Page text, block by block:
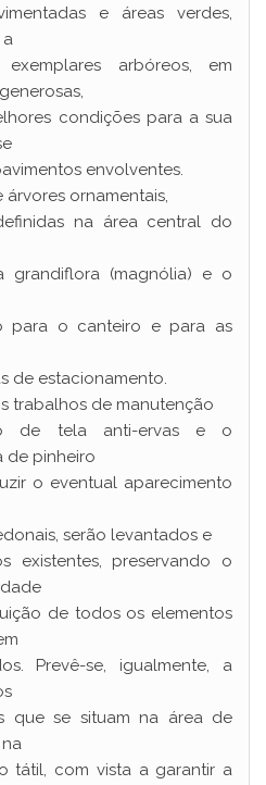
e áreas verdes,
a
arbóreos, em
condições para a sua
envolventes.
ornamentais,
na área central do
grandiflora (magnólia) e o
para o canteiro e para as
de estacionamento.
trabalhos de manutenção
de tela anti-ervas e o
de pinheiro
o eventual aparecimento
serão levantados e
existentes, preservando o
de todos os elementos
Prevê-se, igualmente, a
que se situam na área de
tátil, com vista a garantir a